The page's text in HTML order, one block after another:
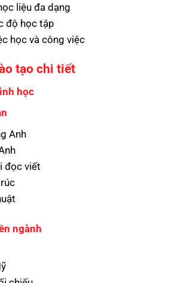
liệu đa dạng
độ học tập
học và công việc
tạo chi tiết
học
Anh
đọc viết
ngành